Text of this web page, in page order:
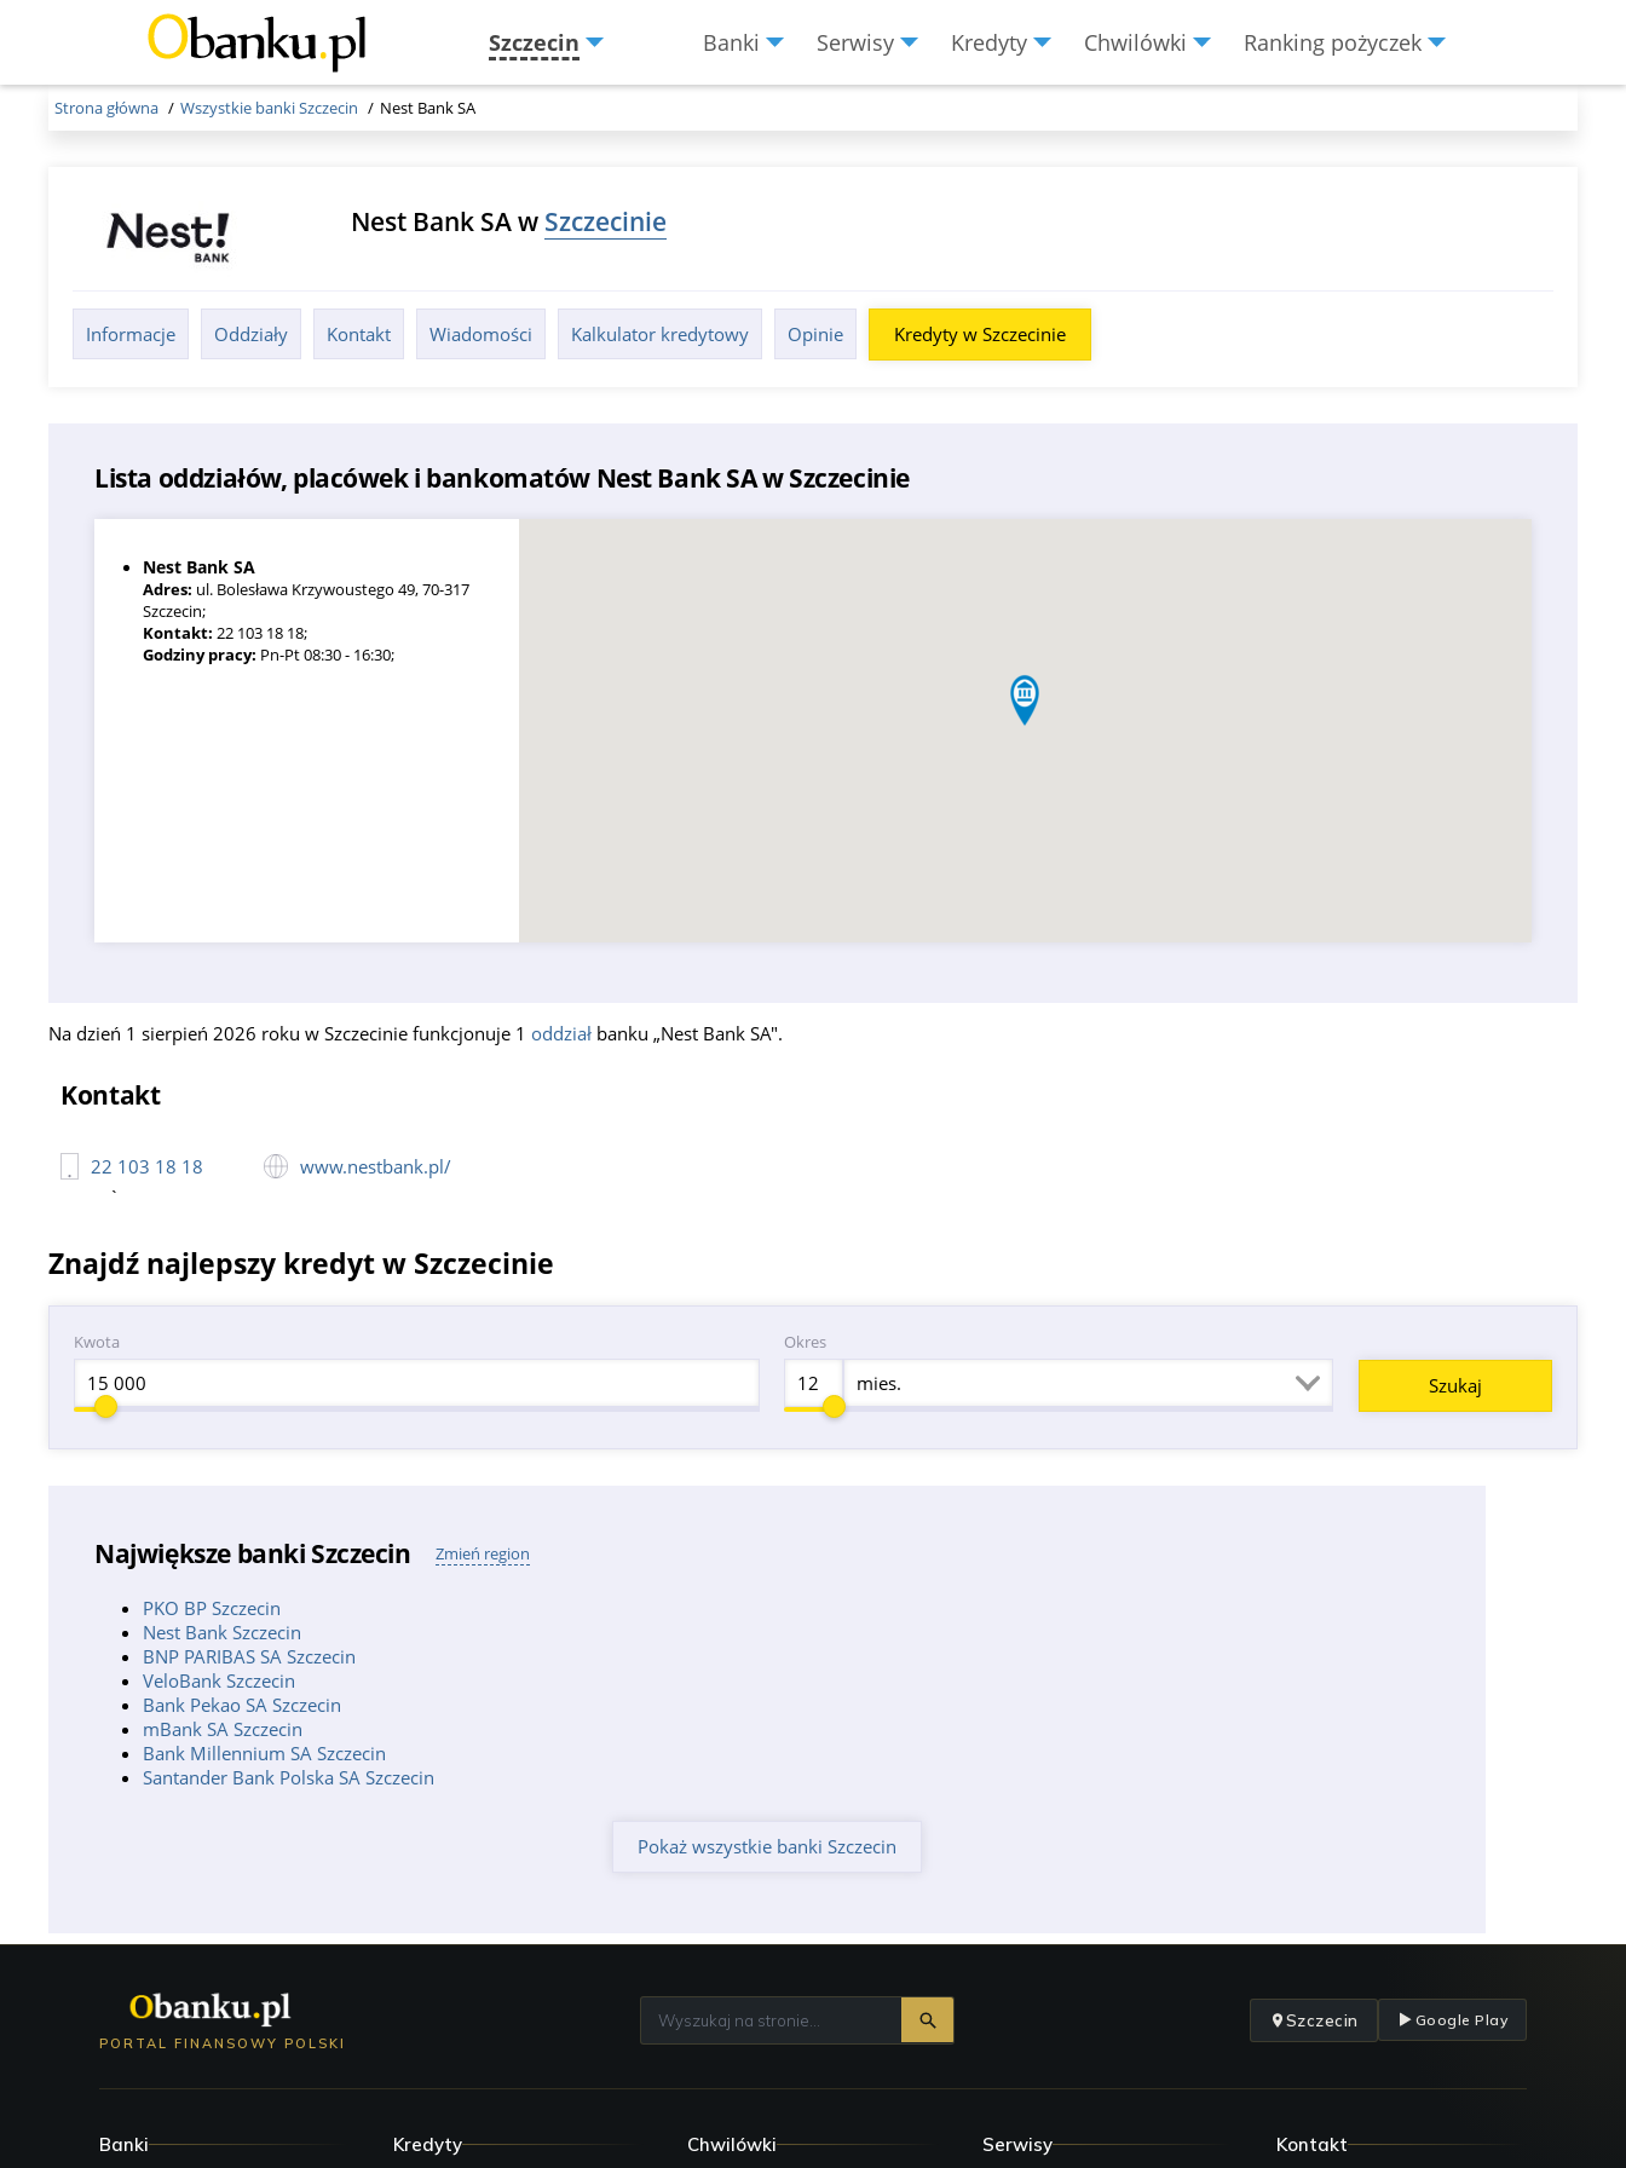
Szczecin Banki Serwisy Kredyty Chwilówki Ranking pożyczek
Menu
Strona główna Wszystkie banki Szczecin Nest Bank SA
Nest Bank SA w Szczecinie
Informacje Oddziały Kontakt Wiadomości Kalkulator kredytowy Opinie Kredyty w Szczecinie
Lista oddziałów, placówek i bankomatów Nest Bank SA w Szczecinie
Nest Bank SA
Adres: ul. Bolesława Krzywoustego 49, 70-317
Szczecin;
Kontakt: 22 103 18 18;
Godziny pracy: Pn-Pt 08:30 - 16:30;
Na dzień 1 sierpień 2026 roku w Szczecinie funkcjonuje 1 oddział banku „Nest Bank SA".
Kontakt
22 103 18 18
www.nestbank.pl/
`
Znajdź najlepszy kredyt w Szczecinie
Kwota Okres
mies.
Największe banki Szczecin Zmień region
PKO BP Szczecin
Nest Bank Szczecin
BNP PARIBAS SA Szczecin
VeloBank Szczecin
Bank Pekao SA Szczecin
mBank SA Szczecin
Bank Millennium SA Szczecin
Santander Bank Polska SA Szczecin
Pokaż wszystkie banki Szczecin
PORTAL FINANSOWY POLSKI
Szczecin Google Play
Banki Kredyty Chwilówki Serwisy Kontakt